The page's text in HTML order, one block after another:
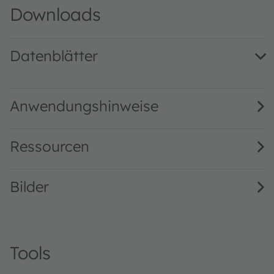
Downloads
Datenblätter
Anwendungshinweise
Ressourcen
Bilder
Tools